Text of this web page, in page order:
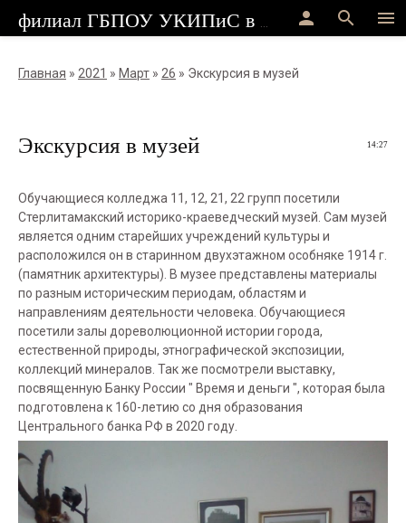
menu
search
person
Главная » 2021 » Март » 26 » Экскурсия в музей
14:27
Экскурсия в музей
Обучающиеся колледжа 11, 12, 21, 22 групп посетили
Стерлитамакский историко-краеведческий музей. Сам музей
является одним старейших учреждений культуры и
расположился он в старинном двухэтажном особняке 1914 г.
(памятник архитектуры). В музее представлены материалы
по разным историческим периодам, областям и
направлениям деятельности человека. Обучающиеся
посетили залы дореволюционной истории города,
естественной природы, этнографической экспозиции,
коллекций минералов. Так же посмотрели выставку,
посвященную Банку России " Время и деньги ", которая была
подготовлена к 160-летию со дня образования
Центрального банка РФ в 2020 году.